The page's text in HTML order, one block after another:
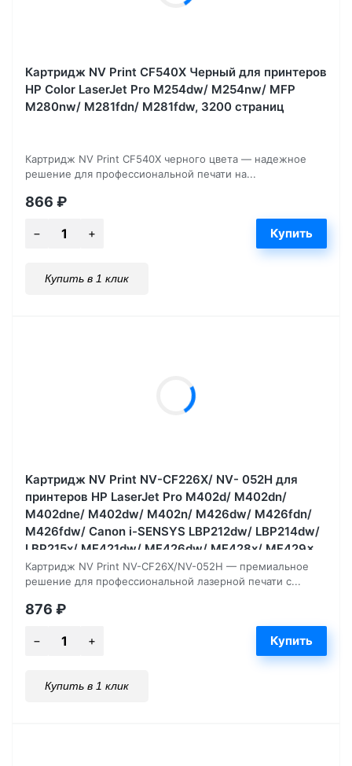
Картридж NV Print CF540X Черный для принтеров
HP Color LaserJet Pro M254dw/ M254nw/ MFP
M280nw/ M281fdn/ M281fdw, 3200 страниц
Картридж NV Print CF540X черного цвета — надежное
решение для профессиональной печати на...
866 ₽
Купить в 1 клик
Kартридж NV Print NV-CF226X/ NV- 052H для
принтеров HP LaserJet Pro M402d/ M402dn/
M402dne/ M402dw/ M402n/ M426dw/ M426fdn/
M426fdw/ Canon i-SENSYS LBP212dw/ LBP214dw/
LBP215x/ MF421dw/ MF426dw/ MF428x/ MF429x
9200, страниц
Картридж NV Print NV-CF26X/NV-052H — премиальное
решение для профессиональной лазерной печати с...
876 ₽
Купить в 1 клик